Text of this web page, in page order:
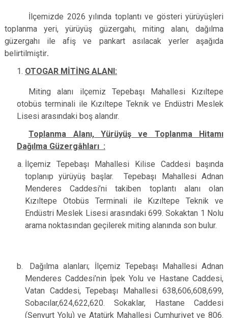
İlçemizde 2026 yılında toplantı ve gösteri yürüyüşleri
toplanma yeri, yürüyüş güzergahı, miting alanı, dağılma
güzergahı ile afiş ve pankart asılacak yerler aşağıda
belirtilmiştir.
OTOGAR MİTİNG ALANI:
Miting alanı ilçemiz Tepebaşı Mahallesi Kızıltepe
otobüs terminali ile Kızıltepe Teknik ve Endüstri Meslek
Lisesi arasındaki boş alandır.
Toplanma Alanı, Yürüyüş ve Toplanma Hitamı
Dağılma Güzergâhları :
İlçemiz Tepebaşı Mahallesi Kilise Caddesi başında
toplanıp yürüyüş başlar. Tepebaşı Mahallesi Adnan
Menderes Caddesi’ni takiben toplantı alanı olan
Kızıltepe Otobüs Terminali ile Kızıltepe Teknik ve
Endüstri Meslek Lisesi arasındaki 699. Sokaktan 1 Nolu
arama noktasından geçilerek miting alanında son bulur.
Dağılma alanları; İlçemiz Tepebaşı Mahallesi Adnan
Menderes Caddesi’nin İpek Yolu ve Hastane Caddesi,
Vatan Caddesi, Tepebaşı Mahallesi 638,606,608,699,
Sobacılar,624,622,620. Sokaklar, Hastane Caddesi
(Şenyurt Yolu) ve Atatürk Mahallesi Cumhuriyet ve 806.